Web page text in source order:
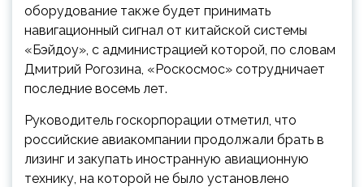
оборудование также будет принимать
навигационный сигнал от китайской системы
«Бэйдоу», с администрацией которой, по словам
Дмитрий Рогозина, «Роскосмос» сотрудничает
последние восемь лет.
Руководитель госкорпорации отметил, что
российские авиакомпании продолжали брать в
лизинг и закупать иностранную авиационную
технику, на которой не было установлено